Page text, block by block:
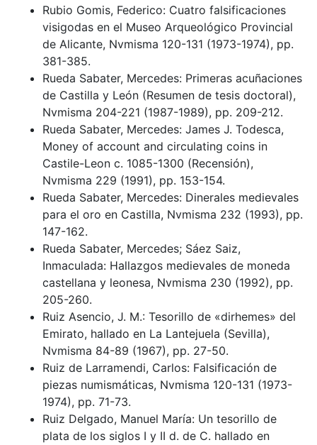
Rubio Gomis, Federico: Cuatro falsificaciones
visigodas en el Museo Arqueológico Provincial
de Alicante, Nvmisma 120-131 (1973-1974), pp.
381-385.
Rueda Sabater, Mercedes: Primeras acuñaciones
de Castilla y León (Resumen de tesis doctoral),
Nvmisma 204-221 (1987-1989), pp. 209-212.
Rueda Sabater, Mercedes: James J. Todesca,
Money of account and circulating coins in
Castile-Leon c. 1085-1300 (Recensión),
Nvmisma 229 (1991), pp. 153-154.
Rueda Sabater, Mercedes: Dinerales medievales
para el oro en Castilla, Nvmisma 232 (1993), pp.
147-162.
Rueda Sabater, Mercedes; Sáez Saiz,
Inmaculada: Hallazgos medievales de moneda
castellana y leonesa, Nvmisma 230 (1992), pp.
205-260.
Ruiz Asencio, J. M.: Tesorillo de «dirhemes» del
Emirato, hallado en La Lantejuela (Sevilla),
Nvmisma 84-89 (1967), pp. 27-50.
Ruiz de Larramendi, Carlos: Falsificación de
piezas numismáticas, Nvmisma 120-131 (1973-
1974), pp. 71-73.
Ruiz Delgado, Manuel María: Un tesorillo de
plata de los siglos I y II d. de C. hallado en